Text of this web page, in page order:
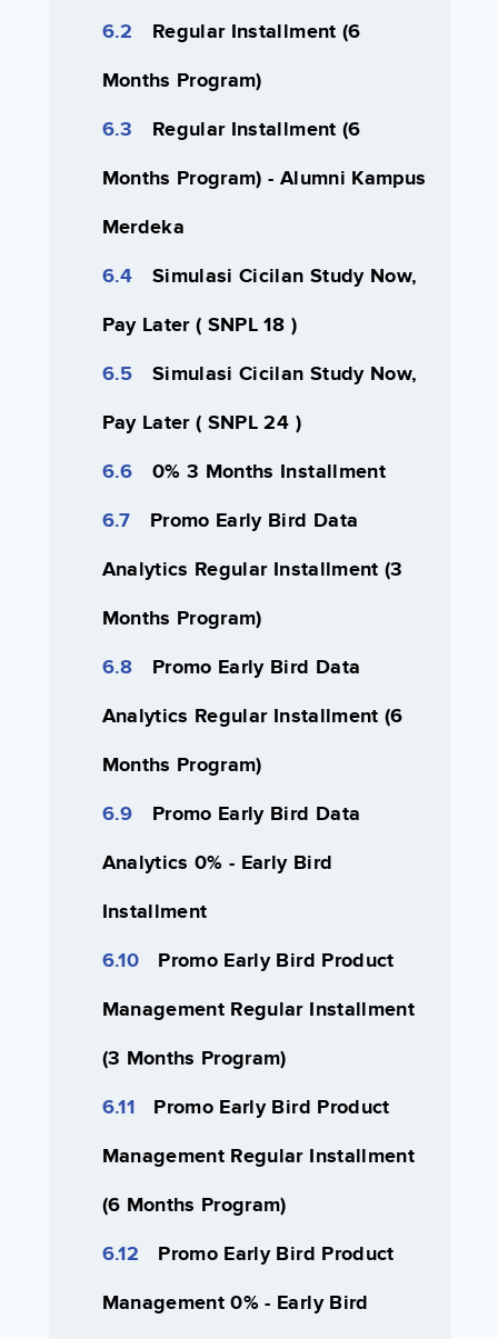
Regular Installment (6
Months Program)
Regular Installment (6
Months Program) - Alumni Kampus
Merdeka
Simulasi Cicilan Study Now,
Pay Later ( SNPL 18 )
Simulasi Cicilan Study Now,
Pay Later ( SNPL 24 )
0% 3 Months Installment
Promo Early Bird Data
Analytics Regular Installment (3
Months Program)
Promo Early Bird Data
Analytics Regular Installment (6
Months Program)
Promo Early Bird Data
Analytics 0% - Early Bird
Installment
Promo Early Bird Product
Management Regular Installment
(3 Months Program)
Promo Early Bird Product
Management Regular Installment
(6 Months Program)
Promo Early Bird Product
Management 0% - Early Bird